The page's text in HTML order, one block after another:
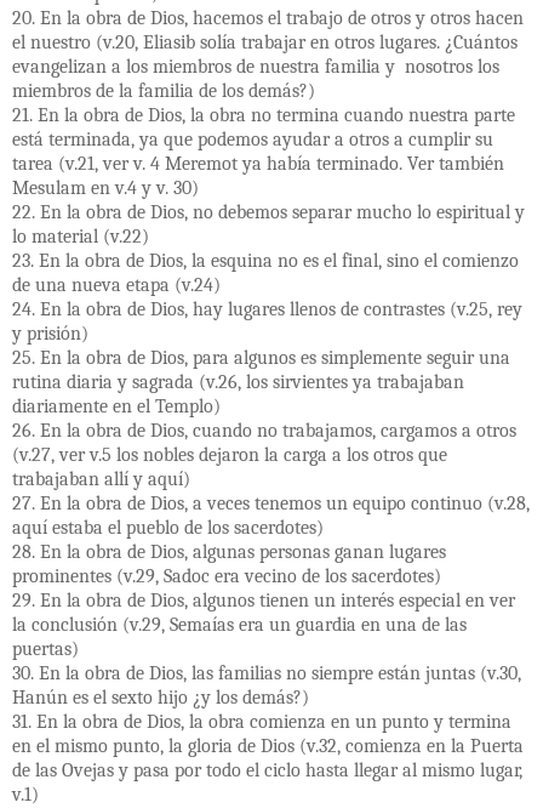
20. En la obra de Dios, hacemos el trabajo de otros y otros hacen
el nuestro (v.20, Eliasib solía trabajar en otros lugares. ¿Cuántos
evangelizan a los miembros de nuestra familia y nosotros los
miembros de la familia de los demás?)
21. En la obra de Dios, la obra no termina cuando nuestra parte
está terminada, ya que podemos ayudar a otros a cumplir su
tarea (v.21, ver v. 4 Meremot ya había terminado. Ver también
Mesulam en v.4 y v. 30)
22. En la obra de Dios, no debemos separar mucho lo espiritual y
lo material (v.22)
23. En la obra de Dios, la esquina no es el final, sino el comienzo
de una nueva etapa (v.24)
24. En la obra de Dios, hay lugares llenos de contrastes (v.25, rey
y prisión)
25. En la obra de Dios, para algunos es simplemente seguir una
rutina diaria y sagrada (v.26, los sirvientes ya trabajaban
diariamente en el Templo)
26. En la obra de Dios, cuando no trabajamos, cargamos a otros
(v.27, ver v.5 los nobles dejaron la carga a los otros que
trabajaban allí y aquí)
27. En la obra de Dios, a veces tenemos un equipo continuo (v.28,
aquí estaba el pueblo de los sacerdotes)
28. En la obra de Dios, algunas personas ganan lugares
prominentes (v.29, Sadoc era vecino de los sacerdotes)
29. En la obra de Dios, algunos tienen un interés especial en ver
la conclusión (v.29, Semaías era un guardia en una de las
puertas)
30. En la obra de Dios, las familias no siempre están juntas (v.30,
Hanún es el sexto hijo ¿y los demás?)
31. En la obra de Dios, la obra comienza en un punto y termina
en el mismo punto, la gloria de Dios (v.32, comienza en la Puerta
de las Ovejas y pasa por todo el ciclo hasta llegar al mismo lugar,
v.1)